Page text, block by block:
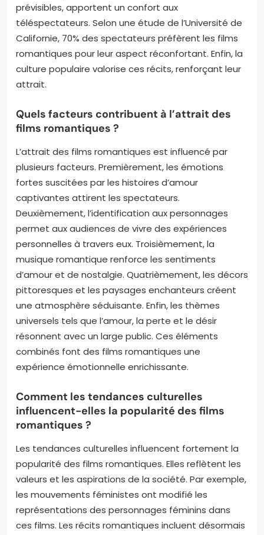
prévisibles, apportent un confort aux
téléspectateurs. Selon une étude de l’Université de
Californie, 70% des spectateurs préfèrent les films
romantiques pour leur aspect réconfortant. Enfin, la
culture populaire valorise ces récits, renforçant leur
attrait.
Quels facteurs contribuent à l’attrait des
films romantiques ?
L’attrait des films romantiques est influencé par
plusieurs facteurs. Premièrement, les émotions
fortes suscitées par les histoires d’amour
captivantes attirent les spectateurs.
Deuxièmement, l’identification aux personnages
permet aux audiences de vivre des expériences
personnelles à travers eux. Troisièmement, la
musique romantique renforce les sentiments
d’amour et de nostalgie. Quatrièmement, les décors
pittoresques et les paysages enchanteurs créent
une atmosphère séduisante. Enfin, les thèmes
universels tels que l’amour, la perte et le désir
résonnent avec un large public. Ces éléments
combinés font des films romantiques une
expérience émotionnelle enrichissante.
Comment les tendances culturelles
influencent-elles la popularité des films
romantiques ?
Les tendances culturelles influencent fortement la
popularité des films romantiques. Elles reflètent les
valeurs et les aspirations de la société. Par exemple,
les mouvements féministes ont modifié les
représentations des personnages féminins dans
ces films. Les récits romantiques incluent désormais